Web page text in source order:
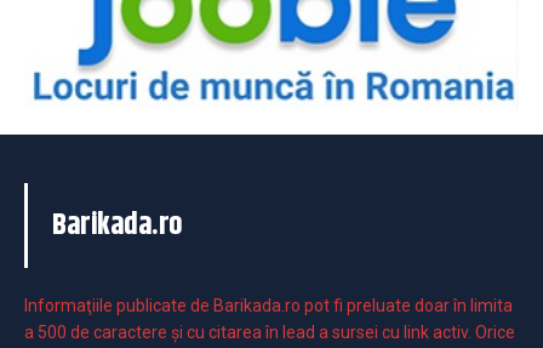
Barikada.ro
Informaţiile publicate de Barikada.ro pot fi preluate doar în limita
a 500 de caractere şi cu citarea în lead a sursei cu link activ. Orice